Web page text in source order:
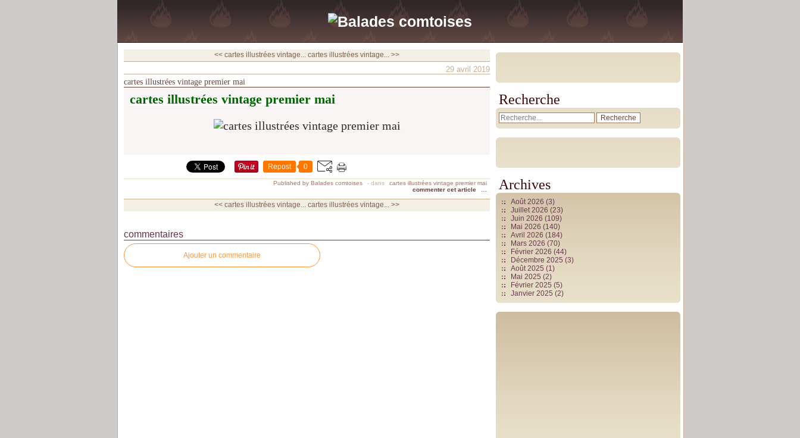
<< cartes illustrées vintage... cartes illustrées vintage... >>
29 avril 2019
cartes illustrées vintage premier mai
cartes illustrées vintage premier mai
Repost 0
Published by Balades comtoises - dans
cartes illustrées vintage premier mai
commenter cet article
<< cartes illustrées vintage... cartes illustrées vintage... >>
commentaires
Ajouter un commentaire
Recherche
Archives
Août 2026 (3)
Juillet 2026 (23)
Juin 2026 (109)
Mai 2026 (140)
Avril 2026 (184)
Mars 2026 (70)
Février 2026 (44)
Décembre 2025 (3)
Août 2025 (1)
Mai 2025 (2)
Février 2025 (5)
Janvier 2025 (2)